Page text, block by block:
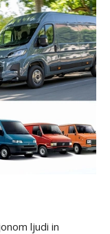
ljudi in